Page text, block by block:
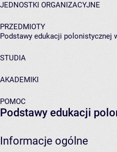
JEDNOSTKI ORGANIZACYJNE
PRZEDMIOTY
Podstawy edukacji polonistycznej
STUDIA
AKADEMIKI
POMOC
Podstawy edukacji
Informacje ogólne